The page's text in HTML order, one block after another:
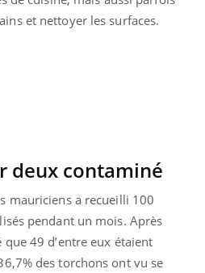
et nettoyer les surfaces.
deux contaminé
mauriciens a recueilli 100
pendant un mois. Après
49 d’entre eux étaient
des torchons ont vu se